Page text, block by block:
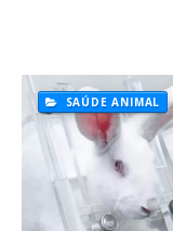
SAÚDE ANIMAL